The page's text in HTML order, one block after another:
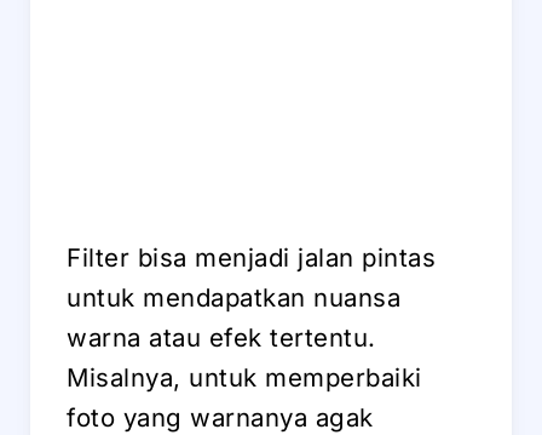
Filter bisa menjadi jalan pintas
untuk mendapatkan nuansa
warna atau efek tertentu.
Misalnya, untuk memperbaiki
foto yang warnanya agak